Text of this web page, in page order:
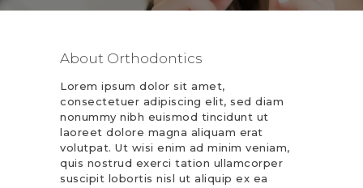
About Orthodontics
Lorem ipsum dolor sit amet,
consectetuer adipiscing elit, sed diam
nonummy nibh euismod tincidunt ut
laoreet dolore magna aliquam erat
volutpat. Ut wisi enim ad minim veniam,
quis nostrud exerci tation ullamcorper
suscipit lobortis nisl ut aliquip ex ea